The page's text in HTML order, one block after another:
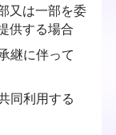
又は一部を委
供する場合
継に伴って
同利用する